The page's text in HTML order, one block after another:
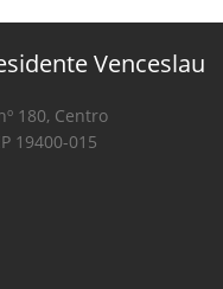
Venceslau
180, Centro
19400-015